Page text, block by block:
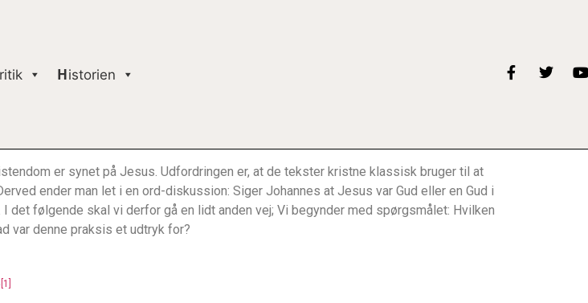
Historien
er synet på Jesus. Udfordringen er, at de tekster kristne klassisk bruger til at
ender man let i en ord-diskussion: Siger Johannes at Jesus var Gud eller en Gud i
det følgende skal vi derfor gå en lidt anden vej; Vi begynder med spørgsmålet: Hvilken
var denne praksis et udtryk for?
[1]